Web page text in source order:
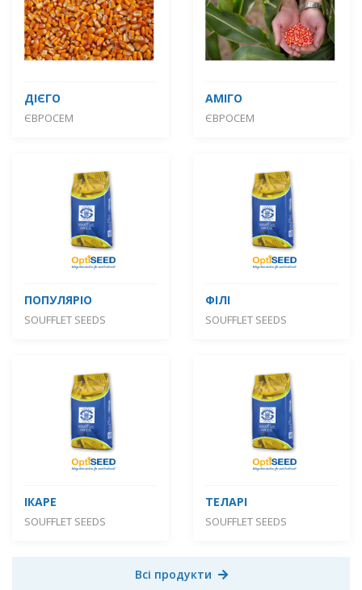
ДІЄГО
ЄВРОСЕМ
АМІГО
ЄВРОСЕМ
ПОПУЛЯРІО
SOUFFLET SEEDS
ФІЛІ
SOUFFLET SEEDS
ІКАРЕ
SOUFFLET SEEDS
ТЕЛАРІ
SOUFFLET SEEDS
Всі продукти